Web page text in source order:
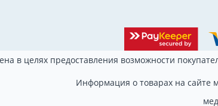
в целях предоставления возможности
Информация о товарах на сайте